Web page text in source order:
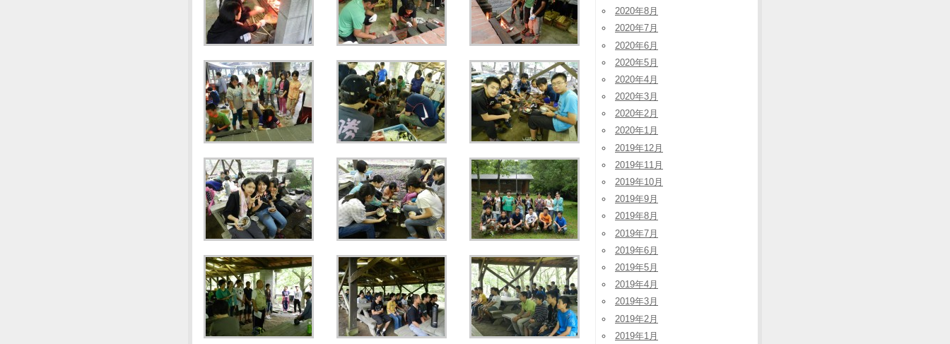
2020年8月
2020年7月
2020年6月
2020年5月
2020年4月
2020年3月
2020年2月
2020年1月
2019年12月
2019年11月
2019年10月
2019年9月
2019年8月
2019年7月
2019年6月
2019年5月
2019年4月
2019年3月
2019年2月
2019年1月